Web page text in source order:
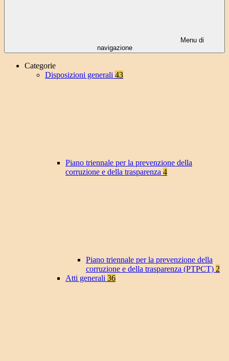
Menu di
navigazione
Categorie
Disposizioni generali 43
Piano triennale per la prevenzione della
corruzione e della trasparenza 4
Piano triennale per la prevenzione della
corruzione e della trasparenza (PTPCT) 2
Atti generali 36